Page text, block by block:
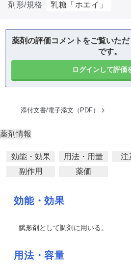
剤形/規格
乳糖「ホエイ」
薬剤の評価コメントをご覧いた
です。
ログインして評価
添付文書/電子添文（PDF）
薬剤情報
効能・効果 用法・用量 注
副作用
薬価
効能・効果
賦形剤として調剤に用いる。
用法・容量